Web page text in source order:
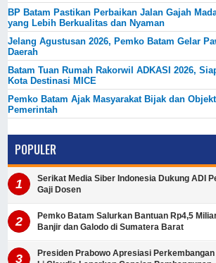
BP Batam Pastikan Perbaikan Jalan Gajah
yang Lebih Berkualitas dan Nyaman
Jelang Agustusan 2026, Pemko Batam Gelar
Daerah
Batam Tuan Rumah Rakorwil ADKASI 2026,
Kota Destinasi MICE
Pemko Batam Ajak Masyarakat Bijak dan
Pemerintah
POPULER
Serikat Media Siber Indonesia Dukung ADI
Gaji Dosen
Pemko Batam Salurkan Bantuan Rp4,5
Banjir dan Galodo di Sumatera Barat
Presiden Prabowo Apresiasi